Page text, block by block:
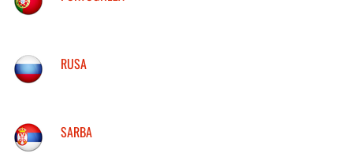
RUSA
SARBA